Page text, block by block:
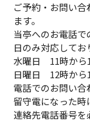
ご予約・お問い合
ます。
当亭へのお電話
日のみ対応してお
水曜日 11時から
日曜日 12時から
電話でのお問い合
留守電になった
連絡先電話番号を